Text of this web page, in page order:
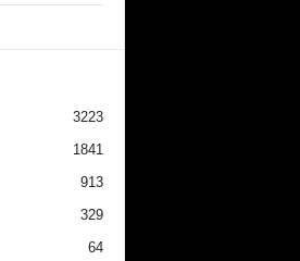
3223
1841
913
329
64